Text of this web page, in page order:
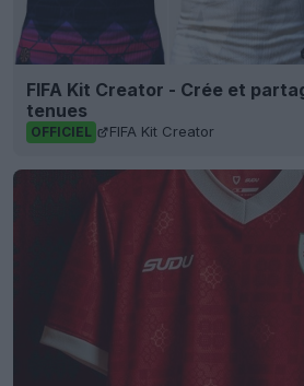
FIFA Kit Creator - Crée et
tenues
OFFICIEL FIFA Kit Creator